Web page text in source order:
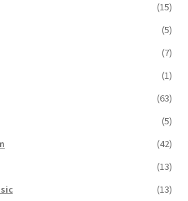
(15)
(5)
(7)
(1)
(63)
(5)
(42)
(13)
(13)